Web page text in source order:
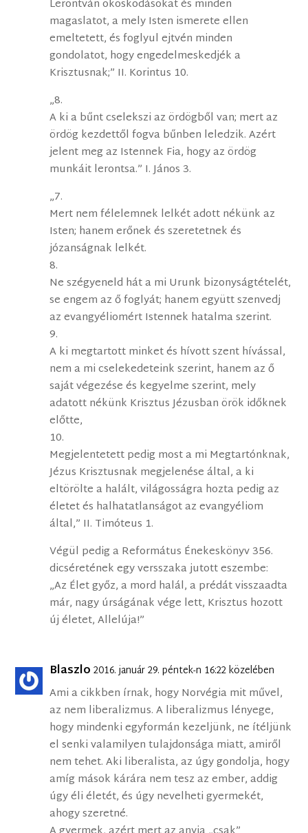
Lerontván okoskodásokat és minden
magaslatot, a mely Isten ismerete ellen
emeltetett, és foglyul ejtvén minden
gondolatot, hogy engedelmeskedjék a
Krisztusnak;” II. Korintus 10.
„8.
A ki a bűnt cselekszi az ördögből van; mert az
ördög kezdettől fogva bűnben leledzik. Azért
jelent meg az Istennek Fia, hogy az ördög
munkáit lerontsa.” I. János 3.
„7.
Mert nem félelemnek lelkét adott nékünk az
Isten; hanem erőnek és szeretetnek és
józanságnak lelkét.
8.
Ne szégyeneld hát a mi Urunk bizonyságtételét,
se engem az ő foglyát; hanem együtt szenvedj
az evangyéliomért Istennek hatalma szerint.
9.
A ki megtartott minket és hívott szent hívással,
nem a mi cselekedeteink szerint, hanem az ő
saját végezése és kegyelme szerint, mely
adatott nékünk Krisztus Jézusban örök időknek
előtte,
10.
Megjelentetett pedig most a mi Megtartónknak,
Jézus Krisztusnak megjelenése által, a ki
eltörölte a halált, világosságra hozta pedig az
életet és halhatatlanságot az evangyéliom
által,” II. Timóteus 1.
Végül pedig a Református Énekeskönyv 356.
dicséretének egy versszaka jutott eszembe:
„Az Élet győz, a mord halál, a prédát visszaadta
már, nagy úrságának vége lett, Krisztus hozott
új életet, Allelúja!”
Blaszlo 2016. január 29. péntek-n 16:22 közelében
Ami a cikkben írnak, hogy Norvégia mit művel,
az nem liberalizmus. A liberalizmus lényege,
hogy mindenki egyformán kezeljünk, ne ítéljünk
el senki valamilyen tulajdonsága miatt, amiről
nem tehet. Aki liberalista, az úgy gondolja, hogy
amíg mások kárára nem tesz az ember, addig
úgy éli életét, és úgy nevelheti gyermekét,
ahogy szeretné.